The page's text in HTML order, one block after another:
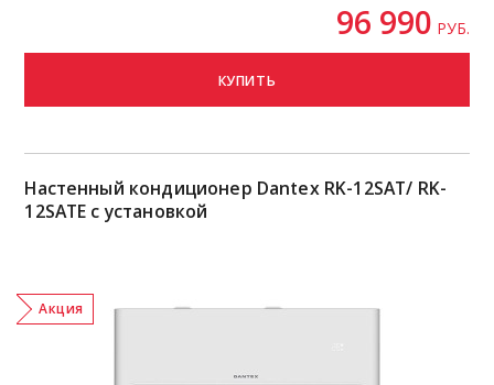
96 990 РУБ.
КУПИТЬ
Настенный кондиционер Dantex RK-12SAT/ RK-
12SATE с установкой
Акция